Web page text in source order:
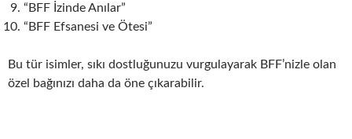
“BFF İzinde Anılar”
“BFF Efsanesi ve Ötesi”
Bu tür isimler, sıkı dostluğunuzu vurgulayarak BFF’nizle olan
özel bağınızı daha da öne çıkarabilir.